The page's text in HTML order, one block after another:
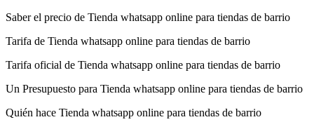
Saber el precio de Tienda whatsapp online para tiendas de barrio
Tarifa de Tienda whatsapp online para tiendas de barrio
Tarifa oficial de Tienda whatsapp online para tiendas de barrio
Un Presupuesto para Tienda whatsapp online para tiendas de barrio
Quién hace Tienda whatsapp online para tiendas de barrio